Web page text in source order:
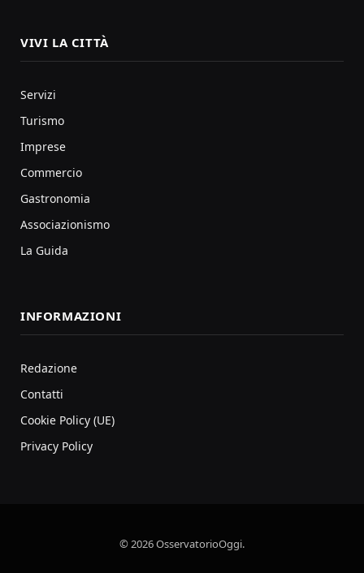
VIVI LA CITTÀ
Servizi
Turismo
Imprese
Commercio
Gastronomia
Associazionismo
La Guida
INFORMAZIONI
Redazione
Contatti
Cookie Policy (UE)
Privacy Policy
© 2026 OsservatorioOggi.